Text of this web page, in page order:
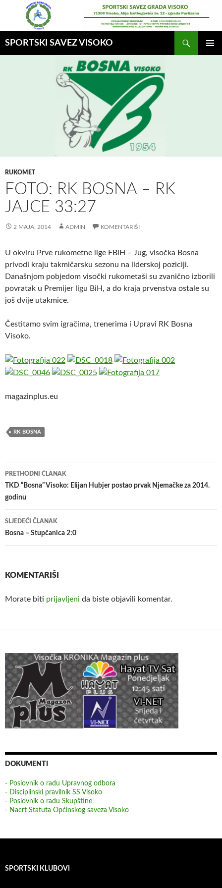
SPORTSKI SAVEZ VISOKO
RUKOMET
FOTO: RK BOSNA – RK
JAJCE 33:27
2 MAJA, 2014 ADMIN KOMENTARIŠI
U okviru Prve rukometne lige FBiH – Jug, visočka Bosna
privodi kraju takmičarsku sezonu na liderskoj poziciji.
Današnjom pobjedom visočki rukometaši su zvanično izborili
povratak u Premijer ligu BiH, a do kraja prvenstva ostale su
još dvije utakmice.
Čestitamo svim igračima, trenerima i Upravi RK Bosna
Visoko.
magazinplus.eu
RK BOSNA
Navigacija
članaka
PRETHODNI ČLANAK
TKD “Bosna” Visoko: Elijan Hubjer postao prvak Njemačke za 2014.
godinu
SLJEDEĆI ČLANAK
Bosna – Stupčanica 2:0
KOMENTARIŠI
Morate biti prijavljeni da biste objavili komentar.
DOKUMENTI
- Poslovnik o radu Upravnog odbora
- Disciplinski pravilnik SS Visoko
- Poslovnik o radu Skupštine
- Nacrt Statuta Općinskog saveza Visoko
SPORTSKI KLUBOVI